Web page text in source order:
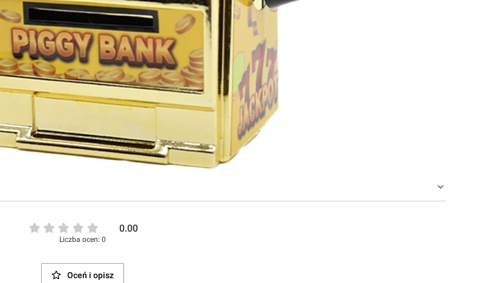
0.00
Liczba ocen: 0
Oceń i opisz